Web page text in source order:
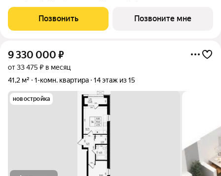
части города, в 15 минутах от станции метро
"Авиастроительная", с разнообразием
Позвонить Позвоните мне
9 330 000 ₽
от 33 475 ₽ в месяц
41,2 м²
1-комн. квартира 14 этаж из 15
новостройка